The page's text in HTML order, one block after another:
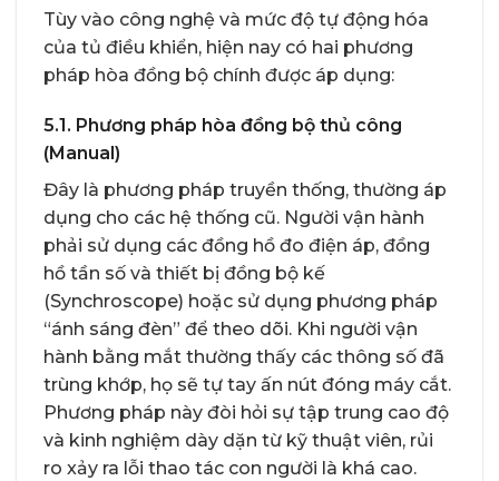
Tùy vào công nghệ và mức độ tự động hóa
của tủ điều khiển, hiện nay có hai phương
pháp hòa đồng bộ chính được áp dụng:
5.1. Phương pháp hòa đồng bộ thủ công
(Manual)
Đây là phương pháp truyền thống, thường áp
dụng cho các hệ thống cũ. Người vận hành
phải sử dụng các đồng hồ đo điện áp, đồng
hồ tần số và thiết bị đồng bộ kế
(Synchroscope) hoặc sử dụng phương pháp
“ánh sáng đèn” để theo dõi. Khi người vận
hành bằng mắt thường thấy các thông số đã
trùng khớp, họ sẽ tự tay ấn nút đóng máy cắt.
Phương pháp này đòi hỏi sự tập trung cao độ
và kinh nghiệm dày dặn từ kỹ thuật viên, rủi
ro xảy ra lỗi thao tác con người là khá cao.